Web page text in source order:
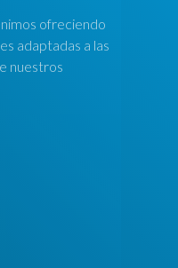
ofreciendo
adaptadas a las
nuestros